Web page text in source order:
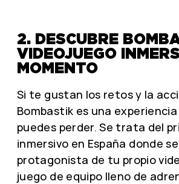
2. DESCUBRE
VIDEOJUEGO
MOMENTO
Si te gustan los retos y la
Bombastik es una
puedes perder. Se trata del
inmersivo en España donde
protagonista de tu propio
juego de equipo lleno de